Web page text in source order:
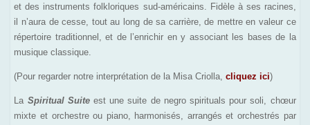
et des instruments folkloriques sud-américains. Fidèle à ses racines,
il n’aura de cesse, tout au long de sa carrière, de mettre en valeur ce
répertoire traditionnel, et de l’enrichir en y associant les bases de la
musique classique.
(Pour regarder notre interprétation de la Misa Criolla,cliquez ici)
La Spiritual Suiteest une suite de negro spirituals pour soli, chœur
mixte et orchestre ou piano, harmonisés, arrangés et orchestrés par